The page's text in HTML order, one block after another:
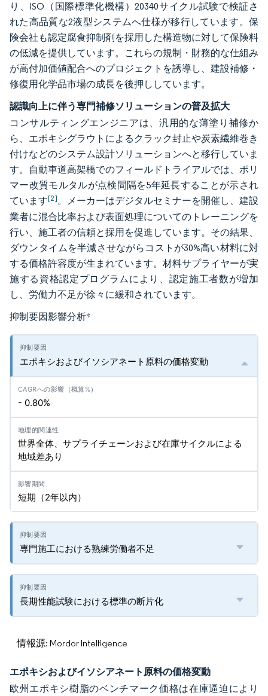
り、ISO（国際標準化機構）20340サイクル試験で検証さ
れた高品質な2液型システムへ仕様が移行しています。保
険会社も認定腐食抑制剤を採用した構造物に対して保険料
の低減を提供しています。これらの規制・財務的な仕組み
が高付加価値配合へのプロジェクトを誘導し、建設補修・
修復用化学品市場の成長を後押ししています。
認識向上に伴う専門補修ソリューションの普及拡大
コンサルティングエンジニアは、汎用的な薄塗り補修か
ら、エポキシグラウトによるクラック封止や炭素繊維巻き
付けなどのシステム設計ソリューションへと移行していま
す。自動車道高架橋でのフィールドトライアルでは、ポリ
マー改質モルタルが点検間隔を5年延長することが示され
ています[2]。メーカーはデジタルセミナーを開催し、建設
業者に混合比率および表面処理についてのトレーニングを
行い、施工者の信頼と採用を促進しています。その結果、
ダウンタイムを半減させながらコストが30%高い材料に対
する価格許容度が生まれています。材料サプライヤーが実
施する資格認定プログラムにより、認定施工者数が増加
し、労働力不足が徐々に緩和されています。
抑制要因影響分析*
エポキシおよびイソシアネート原料の価格変動
- 0.80%
世界全体、サプライチェーンおよび在庫サイクルによる
地域差あり
短期（2年以内）
専門施工における熟練労働者不足
長期性能試験における標準の断片化
情報源: Mordor Intelligence
エポキシおよびイソシアネート原料の価格変動
欧州エポキシ樹脂のベンチマーク価格は在庫逼迫により